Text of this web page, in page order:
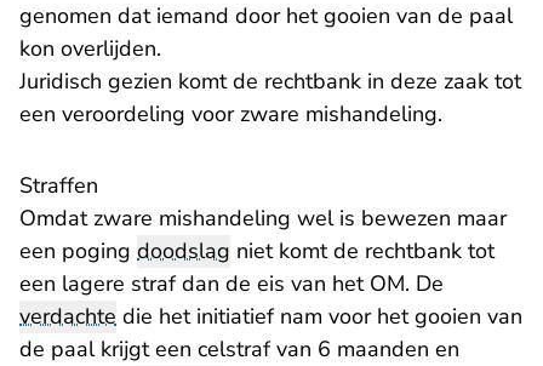
genomen dat iemand door het gooien van de paal
kon overlijden.
Juridisch gezien komt de rechtbank in deze zaak tot
een veroordeling voor zware mishandeling.
Straffen
Omdat zware mishandeling wel is bewezen maar
een poging doodslag niet komt de rechtbank tot
een lagere straf dan de eis van het OM. De
verdachte die het initiatief nam voor het gooien van
de paal krijgt een celstraf van 6 maanden en